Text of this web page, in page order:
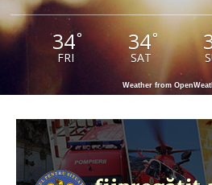
34°
FRI
34°
SAT
Weather from